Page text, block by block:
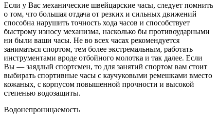
Если у Вас механические швейцарские часы, следует помнить
о том, что большая отдача от резких и сильных движений
способна нарушить точность хода часов и способствует
быстрому износу механизма, насколько бы противоударными
ни были ваши часы. Не во всех часах рекомендуется
заниматься спортом, тем более экстремальным, работать
инструментами вроде отбойного молотка и так далее. Если
Вы — заядлый спортсмен, то для занятий спортом вам стоит
выбирать спортивные часы с каучуковыми ремешками вместо
кожаных, с корпусом повышенной прочности и высокой
степенью водозащиты.
Водонепроницаемость